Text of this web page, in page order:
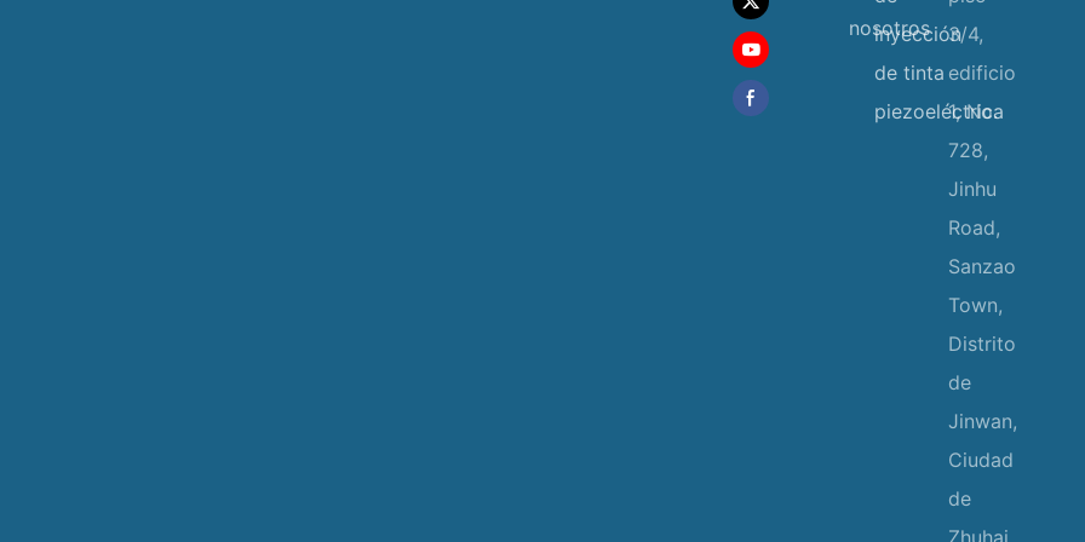
nosotros
inyección
de tinta
piezoeléctrica
3/4,
edificio
1, No.
728,
Jinhu
Road,
Sanzao
Town,
Distrito
de
Jinwan,
Ciudad
de
Zhuhai